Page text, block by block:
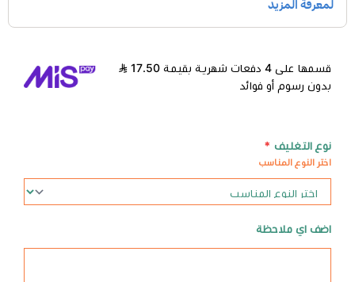
قسمها على 4 دفعات شهرية بقيمة 17.50
بدون رسوم أو فوائد
نوع التغليف *
اختر النوع المناسب
اضف اي ملاحظة